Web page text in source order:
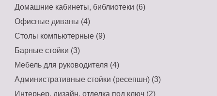
Домашние кабинеты, библиотеки (6)
Офисные диваны (4)
Столы компьютерные (9)
Барные стойки (3)
Мебель для руководителя (4)
Административные стойки (ресепшн) (3)
Интерьер, дизайн, отделка под ключ (2)